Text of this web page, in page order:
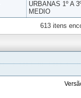
URBANAS 1º A
MEDIO
613 itens